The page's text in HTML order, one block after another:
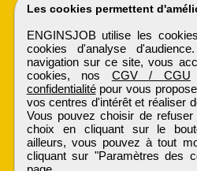
Les cookies permettent
ENGINSJOB utilise les
cookies d'analyse
navigation sur ce site, vous
cookies, nos CGV / CGU
confidentialitépour vous
vos centres d'intérêt et réaliser
Vous pouvez choisir de
choix en cliquant sur le
ailleurs, vous pouvez à tout
cliquant sur "Paramètres des